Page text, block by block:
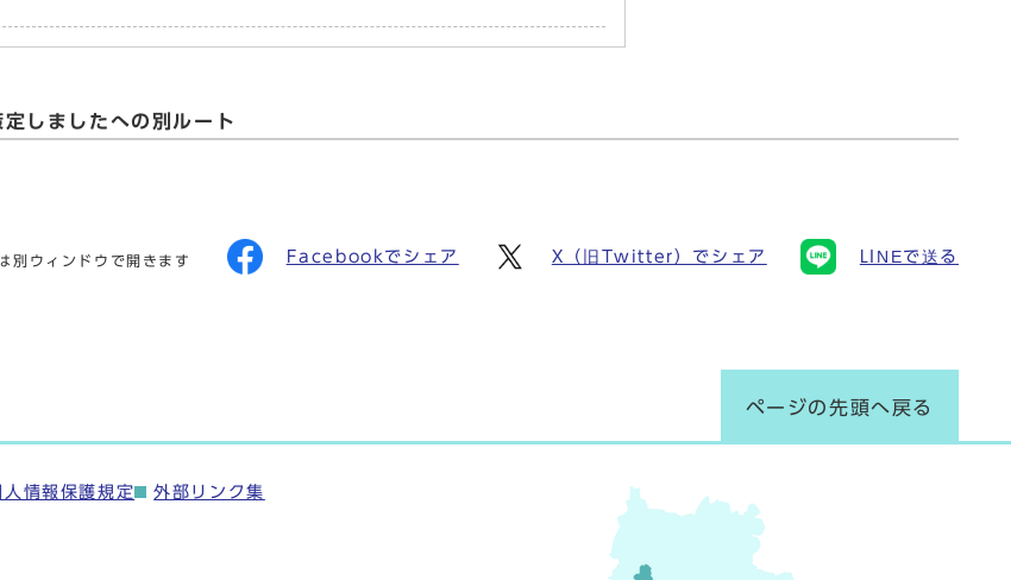
しましたへの別ルート
別ウィンドウで開きます Facebookでシェア X（旧Twitter）でシェア LINEで送る
ページの先頭へ戻る
人情報保護規定 外部リンク集